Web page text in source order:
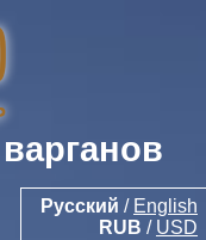
Русский / English
RUB / USD